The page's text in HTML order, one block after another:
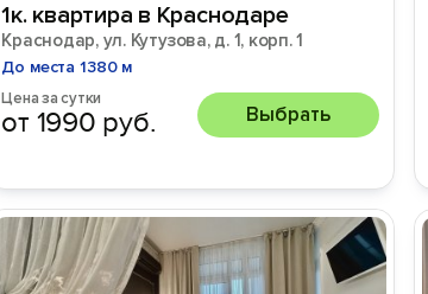
1к. квартира в Краснодаре
Краснодар, ул. Кутузова, д. 1, корп. 1
До места 1380 м
Цена за сутки
от 1990 руб. Выбрать